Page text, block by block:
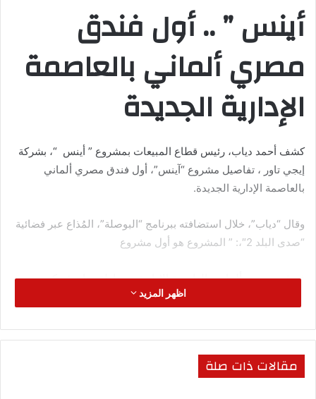
أينس ” .. أول فندق
مصري ألماني بالعاصمة
الإدارية الجديدة
كشف أحمد دياب، رئيس قطاع المبيعات بمشروع ” أينس “، بشركة
إيجي تاور ، تفاصيل مشروع “آينس”، أول فندق مصري ألماني
بالعاصمة الإدارية الجديدة.
وقال “دياب”، خلال استضافته ببرنامج “البوصلة”، المُذاع عبر فضائية
“صدى البلد 2″،: ” المشروع هو أول مشروع
فندقي مصري ألماني بالعاصمة الإدارية، ومعادلة نجاحه؛ تتكون من
تخطيط وتسويق وتشغيل المشروع
العقاري”.وأوضح أحمد دياب، مدير قطاع المبيعات بالشركة،: “تم
اظهر المزيد
مقالات ذات صلة